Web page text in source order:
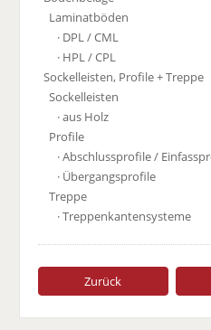
Laminatböden
· DPL / CML
· HPL / CPL
Sockelleisten, Profile + Treppe
Sockelleisten
· aus Holz
Profile
· Abschlussprofile /
· Übergangsprofile
Treppe
· Treppenkantensysteme
Zurück